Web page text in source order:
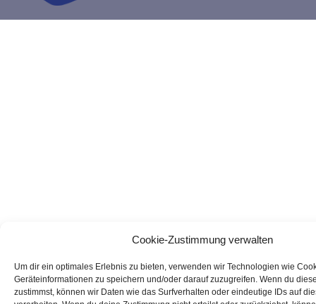
Cookie-Zustimmung verwalten
Um dir ein optimales Erlebnis zu bieten, verwenden wir Technologien wie
Geräteinformationen zu speichern und/oder darauf zuzugreifen. Wenn du
zustimmst, können wir Daten wie das Surfverhalten oder eindeutige IDs auf